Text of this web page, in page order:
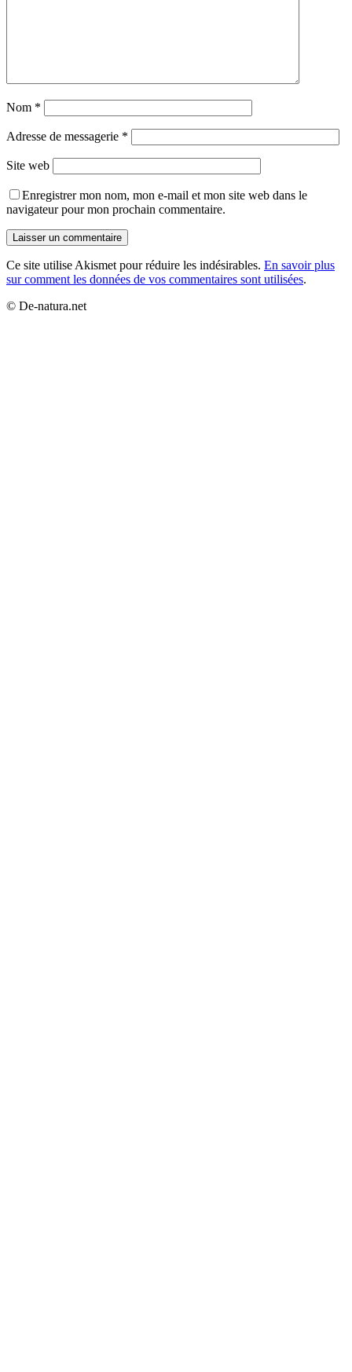
Nom *
Adresse de messagerie *
Site web
Enregistrer mon nom, mon e-mail et mon site web dans le
navigateur pour mon prochain commentaire.
Ce site utilise Akismet pour réduire les indésirables. En savoir plus
sur comment les données de vos commentaires sont utilisées.
© De-natura.net